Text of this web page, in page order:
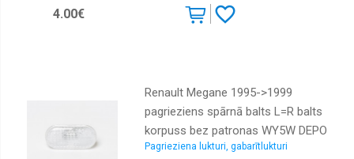
4.00€
Renault Megane 1995->1999
pagrieziens spārnā balts L=R balts
korpuss bez patronas WY5W DEPO
Pagrieziena lukturi, gabarītlukturi